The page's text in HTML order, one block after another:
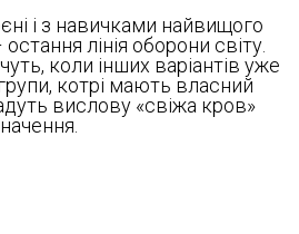
і з навичками найвищого
лінія оборони світу.
коли інших варіантів уже
котрі мають власний
вислову «свіжа кров»